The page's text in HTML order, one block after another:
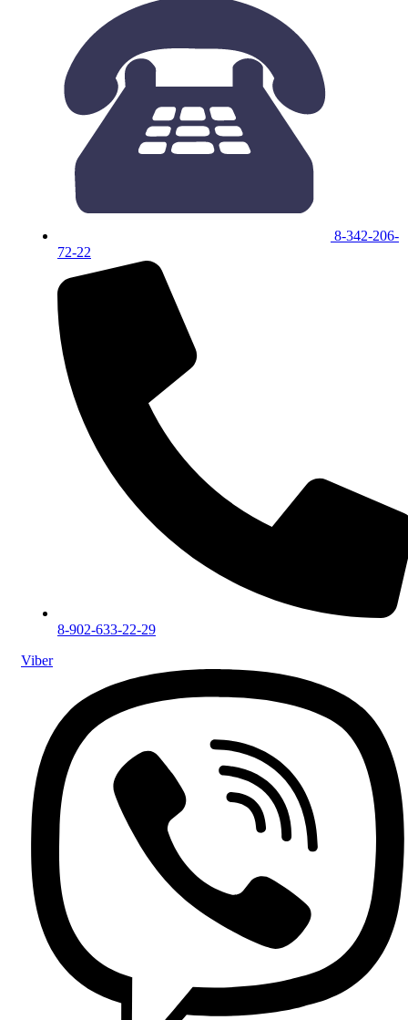
8-342-206-
72-22
8-902-633-22-29
Viber